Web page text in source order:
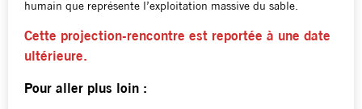
humain que représente l’exploitation massive du sable.
Cette projection-rencontre est reportée à une date
ultérieure.
Pour aller plus loin :